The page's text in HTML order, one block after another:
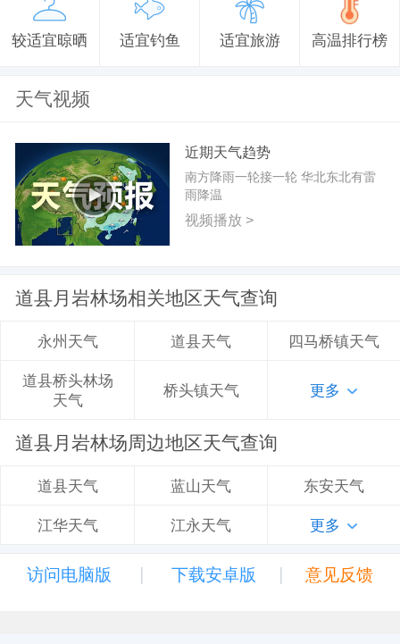
较适宜晾晒 适宜钓鱼 适宜旅游 高温排行榜
天气视频
近期天气趋势
南方降雨一轮接一轮 华北东北有雷
雨降温
视频播放 >
道县月岩林场相关地区天气查询
永州天气 道县天气 四马桥镇天气
道县桥头林场
天气
桥头镇天气 更多
道县月岩林场周边地区天气查询
道县天气 蓝山天气 东安天气
江华天气 江永天气 更多
访问电脑版 | 下载安卓版 | 意见反馈